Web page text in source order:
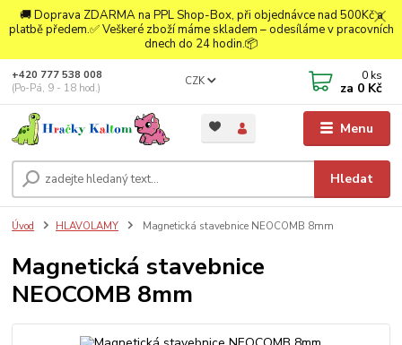
🚚 Doprava ZDARMA na PPL Shop-Box, při objednávce nad 500Kč a
platbě předem.✅ Veškeré zboží máme skladem – odesíláme v pracovních
dnech do 24 hodin.📦
Menu
CZK
Hledat
+420 777 538 008
(Po-Pá, 9 - 18 hod.)
0 ks
za 0 Kč
Úvod HLAVOLAMY Magnetická stavebnice NEOCOMB 8mm
Magnetická stavebnice
NEOCOMB 8mm